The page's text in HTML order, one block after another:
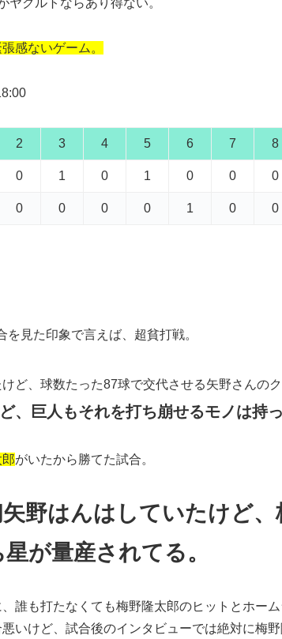
ヤクルトならあり得ない。
感ないゲーム。
2 3 4 5 6 7 8
0 1 0 1 0 0 0
0 0 0 0 1 0 0
見た印象で言えば、超貧打戦。
ど、球数たった87球で交代させる矢野さんのク
、巨人もそれを打ち崩せるモノは持
がいたから勝てた試合。
野はんはしていたけど
が量産されてる。
誰も打たなくても梅野隆太郎のヒットとホー
いけど、試合後のインタビューでは絶対に梅